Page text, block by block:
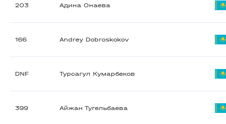
203 Адина Онаева
166 Andrey Dobroskokov
DNF Турсагул Кумарбеков
399 Айжан Тугельбаева